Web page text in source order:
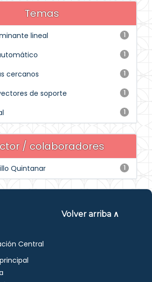
Temas
1
lineal
1
1
cercanos
1
de soporte
1
/ colaboradores
1
Quintanar
Volver arriba ∧
Central